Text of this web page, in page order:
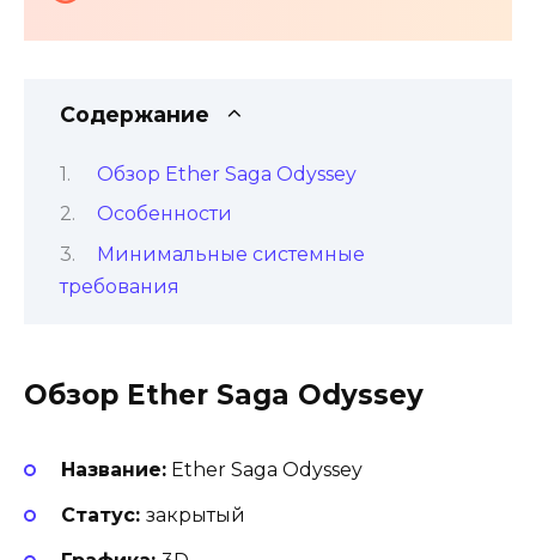
Содержание
Обзор Ether Saga Odyssey
Особенности
Минимальные системные
требования
Обзор Ether Saga Odyssey
Название:Ether Saga Odyssey
Статус: закрытый